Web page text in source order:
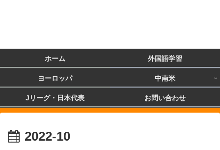
ホーム 外国語学習
ヨーロッパ 中南米
Jリーグ・日本代表 お問い合わせ
2022-10